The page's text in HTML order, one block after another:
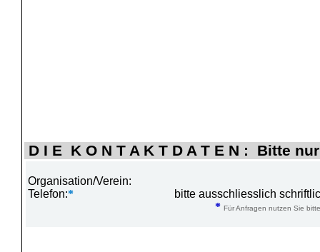
D I E K O N T A K T D A T E N : Bitte
Organisation/Verein:
Telefon:*
bitte ausschliesslich
* Für Anfragen nutzen Sie